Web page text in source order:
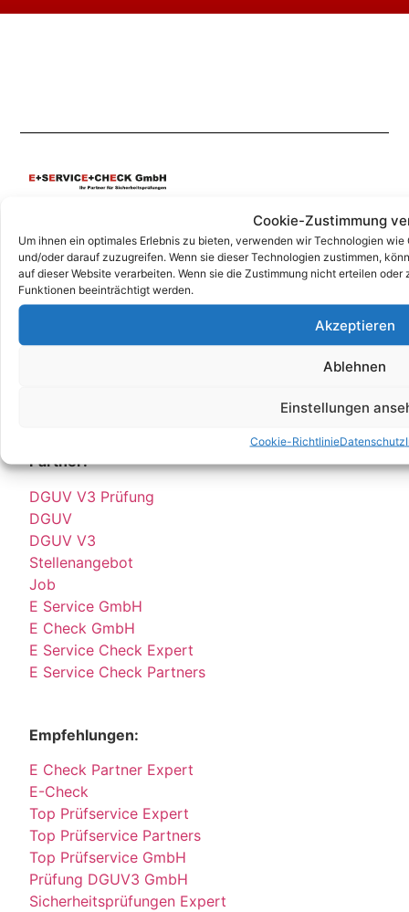
Cookie-Zustimmung
Um ihnen ein optimales Erlebnis zu bieten, verwenden wir Technologien
und/oder darauf zuzugreifen. Wenn sie dieser Technologien zustimmen,
auf dieser Website verarbeiten. Wenn sie die Zustimmung nicht erteilen
Funktionen beeinträchtigt werden.
Akzeptieren
Ablehnen
Einstellungen
Cookie-RichtlinieDatenschutz
Unsere Korrespondenz-Adressen*:
Berlin
Wittestraße 30k, 13509 Berlin
+49 (0)30 4357 25 11
* Hierbei handelt es sich weder um Niederlassungen, noch Werkstätten o.ä.,
Partner:
DGUV V3 Prüfung
DGUV
DGUV V3
Stellenangebot
Job
E Service GmbH
E Check GmbH
E Service Check Expert
E Service Check Partners
Empfehlungen:
E Check Partner Expert
E-Check
Top Prüfservice Expert
Top Prüfservice Partners
Top Prüfservice GmbH
Prüfung DGUV3 GmbH
Sicherheitsprüfungen Expert